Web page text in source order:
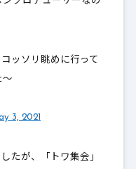
ッソリ眺めに行って
〜
3, 2021
たが、「トワ集会」